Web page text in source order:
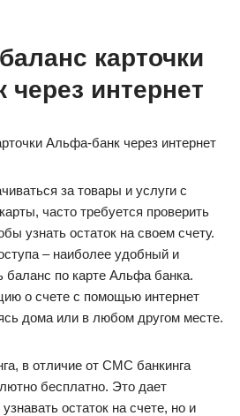
карточки
интернет
за товары и услуги с
часто требуется проверить
узнать остаток на своем счету.
– наиболее удобный и
баланс по карте Альфа банка.
о счете с помощью интернет
дома или в любом другом месте.
в отличие от СМС банкинга
бесплатно. Это дает
остаток на счете, но и